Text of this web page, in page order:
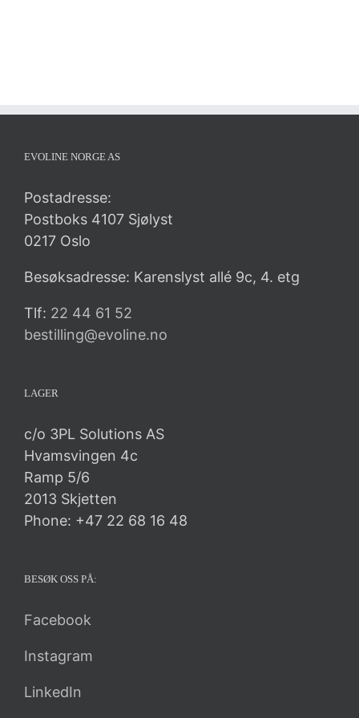
EVOLINE NORGE AS
Postadresse:
Postboks 4107 Sjølyst
0217 Oslo
Besøksadresse: Karenslyst allé 9c, 4. etg
Tlf: 22 44 61 52
bestilling@evoline.no
LAGER
c/o 3PL Solutions AS
Hvamsvingen 4c
Ramp 5/6
2013 Skjetten
Phone: +47 22 68 16 48
BESØK OSS PÅ:
Facebook
Instagram
LinkedIn